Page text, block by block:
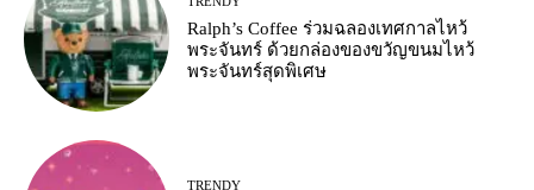
Ralph’s Coffee ร่วมฉลองเทศกาลไหว้
พระจันทร์ ด้วยกล่องของขวัญขนมไหว้
พระจันทร์สุดพิเศษ
TRENDY